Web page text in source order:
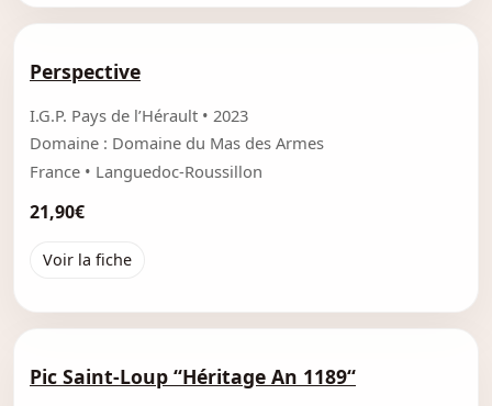
Perspective
I.G.P. Pays de l’Hérault • 2023
Domaine : Domaine du Mas des Armes
France • Languedoc-Roussillon
21,90€
Voir la fiche
Pic Saint-Loup “Héritage An 1189“